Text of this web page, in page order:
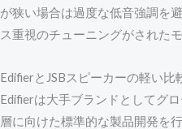
が狭い場合は過度な低音強調を
ス重視のチューニングがされた
EdifierとJSBスピーカーの軽い比
Edifierは大手ブランドとしてグ
層に向けた標準的な製品開発を